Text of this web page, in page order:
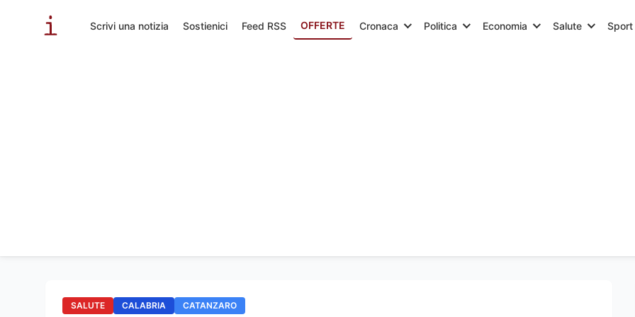
Scrivi una notizia Sostienici Feed RSS OFFERTE Cronaca Politica Economia Salute Sport
SALUTE CALABRIA CATANZARO